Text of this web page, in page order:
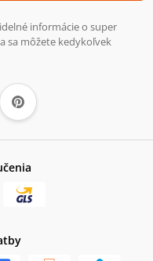
informácie o super
sa môžete kedykoľvek